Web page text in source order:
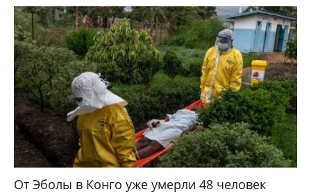
От Эболы в Конго уже умерли 48 человек